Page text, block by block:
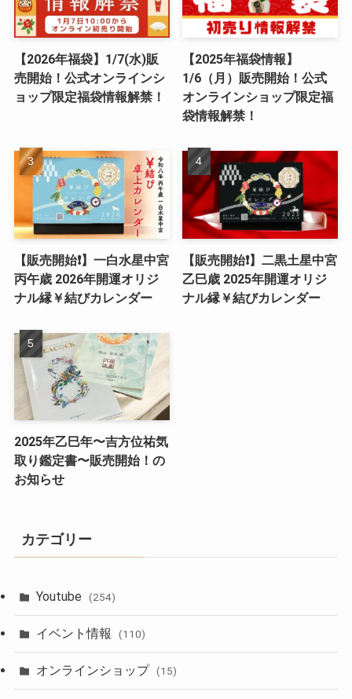
【2026年福袋】1/7(水)販
売開始！公式オンラインシ
ョップ限定福袋情報解禁！
【2025年福袋情報】
1/6（月）販売開始！公式
オンラインショップ限定福
袋情報解禁！
【販売開始❗️】一白水星中宮
丙午歳 2026年開運オリジ
ナル縁￥結びカレンダー
【販売開始❗️】二黒土星中宮
乙巳歳 2025年開運オリジ
ナル縁￥結びカレンダー
2025年乙巳年〜吉方位祐気
取り鑑定書〜販売開始！の
お知らせ
カテゴリー
Youtube (254)
イベント情報 (110)
オンラインショップ (15)